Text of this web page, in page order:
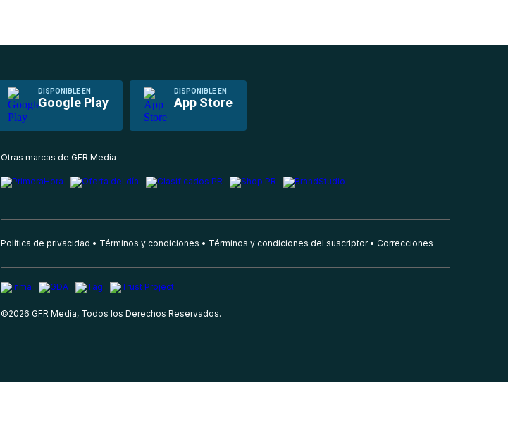
DISPONIBLE EN
Google Play
DISPONIBLE EN
App Store
Otras marcas de GFR Media
Política de privacidad Términos y condiciones Términos y condiciones del suscriptor Correcciones
©2026 GFR Media, Todos los Derechos Reservados.